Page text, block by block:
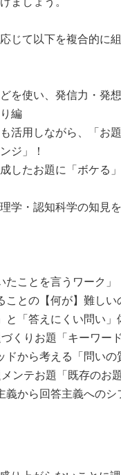
じて以下を複合的に組
使い、発信力・発想
編
活用しながら、「お
ジ」！
したお題に「ボケる
学・認知科学の知見
ことを言うワーク」
ことの【何が】難しい
と「答えにくい問い」
くりお題「キーワー
から考える「問いの
ンテお題「既存のお
から回答主義へのシ